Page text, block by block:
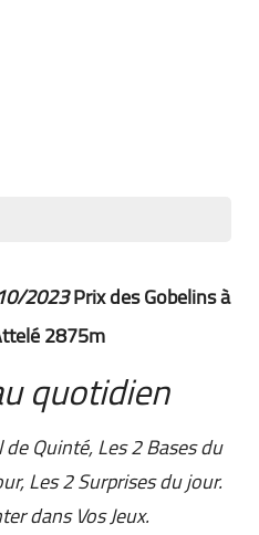
2023Prix des Gobelins à
2875m
quotidien
Quinté, Les 2 Bases du
Les 2 Surprises du jour.
dans Vos Jeux.